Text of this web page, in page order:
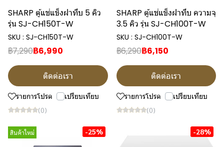
SHARP ตู้แช่แข็งฝาทึบ 5 คิว
รุ่น SJ-CH150T-W
SKU : SJ-CH150T-W
฿7,290฿6,990
ติดต่อเรา
รายการโปรด เปรียบเทียบ
(0)
SHARP ตู้แช่แข็งฝาทึบ ความจุ
3.5 คิว รุ่น SJ-CH100T-W
SKU : SJ-CH100T-W
฿6,290฿6,150
ติดต่อเรา
รายการโปรด เปรียบเทียบ
(0)
สินค้าใหม่ -25% -28%